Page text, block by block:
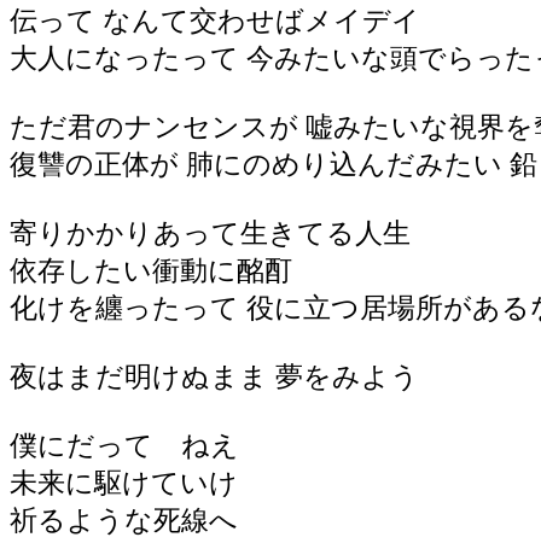
伝って なんて交わせばメイデイ
大人になったって 今みたいな頭でらっ
ただ君のナンセンスが 嘘みたいな視界
復讐の正体が 肺にのめり込んだみたい
寄りかかりあって生きてる人生
依存したい衝動に酩酊
化けを纏ったって 役に立つ居場所がある
夜はまだ明けぬまま 夢をみよう
僕にだって ねえ
未来に駆けていけ
祈るような死線へ